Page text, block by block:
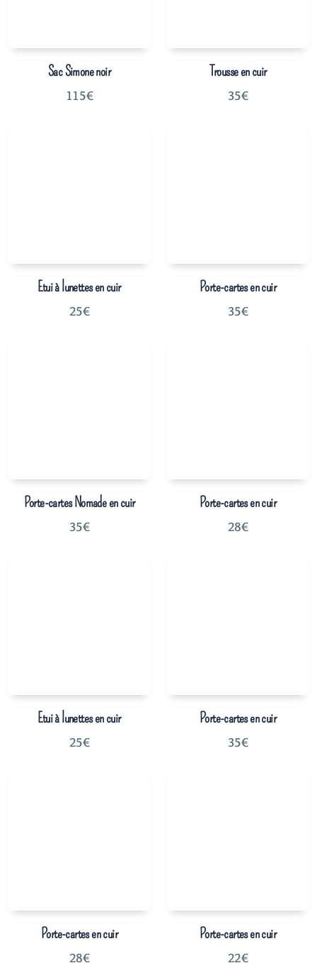
Sac Simone noir
115€
Trousse en cuir
35€
Etui à lunettes en cuir
25€
Porte-cartes en cuir
35€
Porte-cartes Nomade en cuir
35€
Porte-cartes en cuir
28€
Etui à lunettes en cuir
25€
Porte-cartes en cuir
35€
Porte-cartes en cuir
28€
Porte-cartes en cuir
22€